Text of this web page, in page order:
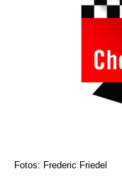
Fotos: Frederic Friedel